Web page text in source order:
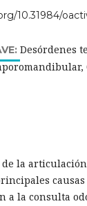
10.31984/
Desórdenes
de la
a la consulta